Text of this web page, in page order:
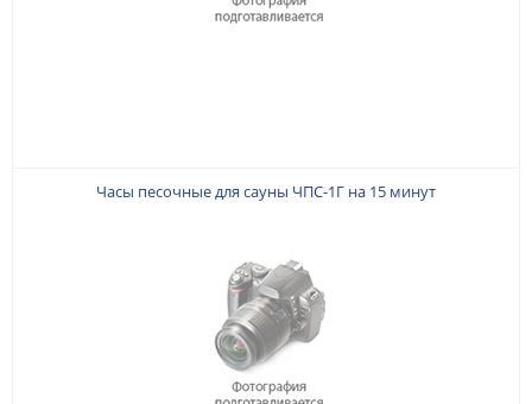
Часы песочные для сауны ЧПС-1Г на 15 минут